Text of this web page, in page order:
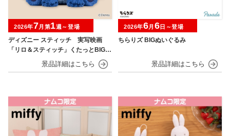
ディズニー スティッチ 実写映画
「リロ＆スティッチ」くたっとBIGぬ
2026年7月第1週～登場
ちらりズ BIGぬいぐるみ
2026年6月 6日～登場